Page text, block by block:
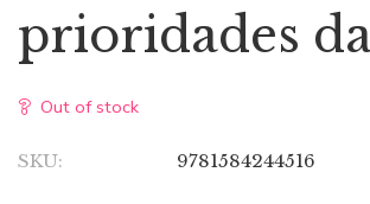
prioridades
Out of stock
SKU: 9781584244516